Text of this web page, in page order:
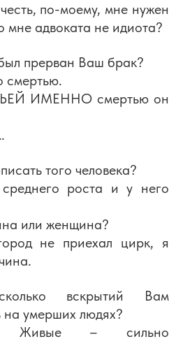
по-моему, мне нужен
адвоката не идиота?
прерван Ваш брак?
смертью.
ИМЕННО смертью он
того человека?
роста и у него
или женщина?
не приехал цирк, я
вскрытий Вам
на умерших людях?
– сильно